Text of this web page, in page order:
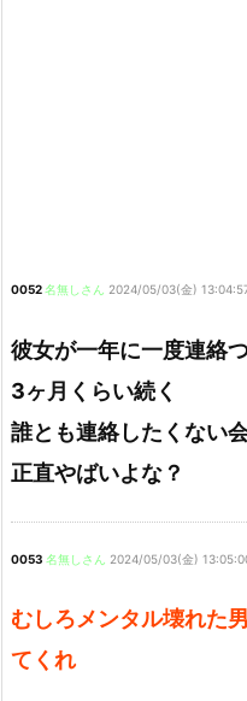
0052名無しさん 2024/05/03(金)
彼女が一年に一度連絡
3ヶ月くらい続く
誰とも連絡したくない
正直やばいよな？
0053 名無しさん 2024/05/03(金)
むしろメンタル壊れた
てくれ